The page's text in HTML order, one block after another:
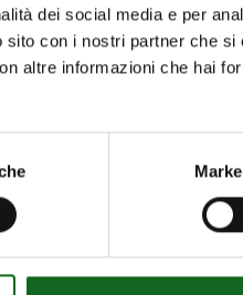
dei social media e per
con i nostri partner che si
altre informazioni che hai
MRandMEC-MG